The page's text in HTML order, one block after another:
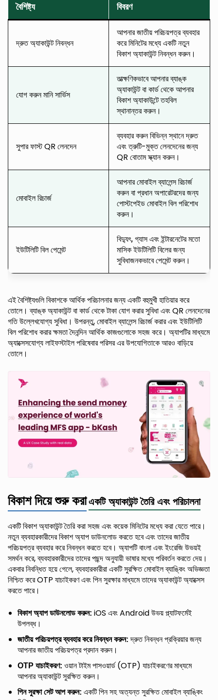
বৈশিষ্ট্য বিবরণ
দ্রুত অ্যাকাউন্ট নিবন্ধন
আপনার জাতীয় পরিচয়পত্র ব্যবহার
করে মিনিটের মধ্যে একটি নতুন
বিকাশ অ্যাকাউন্ট নিবন্ধন করুন।
যোগ করুন মানি সার্ভিস
তাত্ক্ষণিকভাবে আপনার ব্যাঙ্ক
অ্যাকাউন্ট বা কার্ড থেকে আপনার
বিকাশ অ্যাকাউন্টে তহবিল
স্থানান্তর করুন।
সুপার ফাস্ট QR লেনদেন
ব্যবহার করুন বিভিন্ন স্থানে দ্রুত
এবং ত্রুটি-মুক্ত লেনদেনের জন্য
QR বোতাম স্ক্যান করুন।
মোবাইল রিচার্জ
আপনার মোবাইল ব্যালেন্স রিচার্জ
করুন বা প্রধান অপারেটরদের জন্য
পোস্টপেইড মোবাইল বিল পরিশোধ
করুন।
ইউটিলিটি বিল পেমেন্ট
বিদ্যুৎ, গ্যাস এবং ইন্টারনেটের মতো
মাসিক ইউটিলিটি বিলের জন্য
সুবিধাজনকভাবে পেমেন্ট করুন।
এই বৈশিষ্ট্যগুলি বিকাশকে আর্থিক পরিচালনার জন্য একটি বহুমুখী হাতিয়ার করে
তোলে। ব্যাঙ্ক অ্যাকাউন্ট বা কার্ড থেকে টাকা যোগ করার সুবিধা এবং QR লেনদেনের
গতি উল্লেখযোগ্য সুবিধা। উপরন্তু, মোবাইল ব্যালেন্স রিচার্জ করার এবং ইউটিলিটি
বিল পরিশোধ করার ক্ষমতা দৈনন্দিন আর্থিক কাজগুলোকে সহজ করে। অ্যাপটির মাধ্যমে
অ্যাক্সেসযোগ্য লাইফস্টাইল পরিষেবার পরিসর এর উপযোগিতাকে আরও বাড়িয়ে
তোলে।
বিকাশ দিয়ে শুরু করাএকটি অ্যাকাউন্ট তৈরি এবং পরিচালনা
একটি বিকাশ অ্যাকাউন্ট তৈরি করা সহজ এবং কয়েক মিনিটের মধ্যে করা যেতে পারে।
নতুন ব্যবহারকারীদের বিকাশ অ্যাপ ডাউনলোড করতে হবে এবং তাদের জাতীয়
পরিচয়পত্র ব্যবহার করে নিবন্ধন করতে হবে। অ্যাপটি বাংলা এবং ইংরেজি উভয়ই
সমর্থন করে, ব্যবহারকারীদের তাদের পছন্দ অনুযায়ী ভাষার মধ্যে পরিবর্তন করতে দেয়।
একবার নিবন্ধিত হয়ে গেলে, ব্যবহারকারীরা একটি সুরক্ষিত মোবাইল ব্যাঙ্কিং অভিজ্ঞতা
নিশ্চিত করে OTP যাচাইকরণ এবং পিন সুরক্ষার মাধ্যমে তাদের অ্যাকাউন্ট অ্যাক্সেস
করতে পারে।
বিকাশ অ্যাপ ডাউনলোড করুন: iOS এবং Android উভয় প্ল্যাটফর্মেই
উপলব্ধ।
জাতীয় পরিচয়পত্র ব্যবহার করে নিবন্ধন করুন: দ্রুত নিবন্ধন প্রক্রিয়ার জন্য
আপনার জাতীয় পরিচয়পত্র প্রদান করুন।
OTP যাচাইকরণ: ওয়ান টাইম পাসওয়ার্ড (OTP) যাচাইকরণের মাধ্যমে
আপনার অ্যাকাউন্ট সুরক্ষিত করুন।
পিন সুরক্ষা সেট আপ করুন: একটি পিন সহ অত্যন্ত সুরক্ষিত মোবাইল ব্যাঙ্কিং